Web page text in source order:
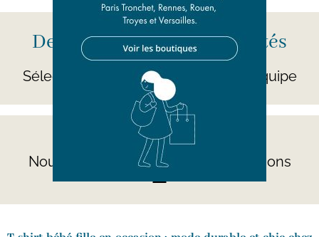
Des centaines de nouveautés
par jour
Sélectionnées avec soin par notre équipe
Besoin d'aide ?
Nous répondons à toutes vos questions